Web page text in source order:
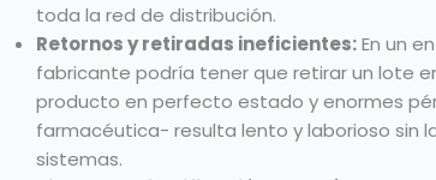
toda la red de distribución.
Retornos y retiradas ineficientes:En un
fabricante podría tener que retirar un lote
producto en perfecto estado y enormes
farmacéutica- resulta lento y laborioso sin
sistemas.